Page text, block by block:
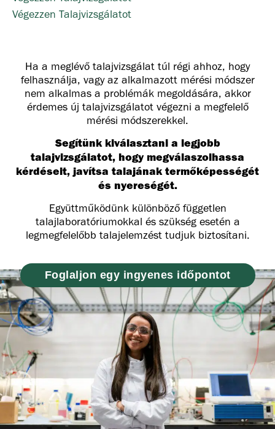
Végezzen Talajvizsgálatot
Ha a meglévő talajvizsgálat túl régi ahhoz, hogy
felhasználja, vagy az alkalmazott mérési módszer
nem alkalmas a problémák megoldására, akkor
érdemes új talajvizsgálatot végezni a megfelelő
mérési módszerekkel.
Segítünk kiválasztani a legjobb
talajvizsgálatot, hogy megválaszolhassa
kérdéseit, javítsa talajának termőképességét
és nyereségét.
Együttműködünk különböző független
talajlaboratóriumokkal és szükség esetén a
legmegfelelőbb talajelemzést tudjuk biztosítani.
Foglaljon egy ingyenes időpontot